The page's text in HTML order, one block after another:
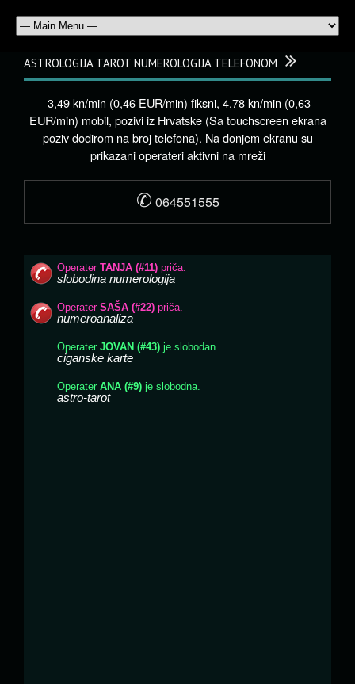
ASTROLOGIJA TAROT NUMEROLOGIJA TELEFONOM
3,49 kn/min (0,46 EUR/min) fiksni, 4,78 kn/min (0,63
EUR/min) mobil, pozivi iz Hrvatske (Sa touchscreen ekrana
poziv dodirom na broj telefona). Na donjem ekranu su
prikazani operateri aktivni na mreži
✆ 064551555